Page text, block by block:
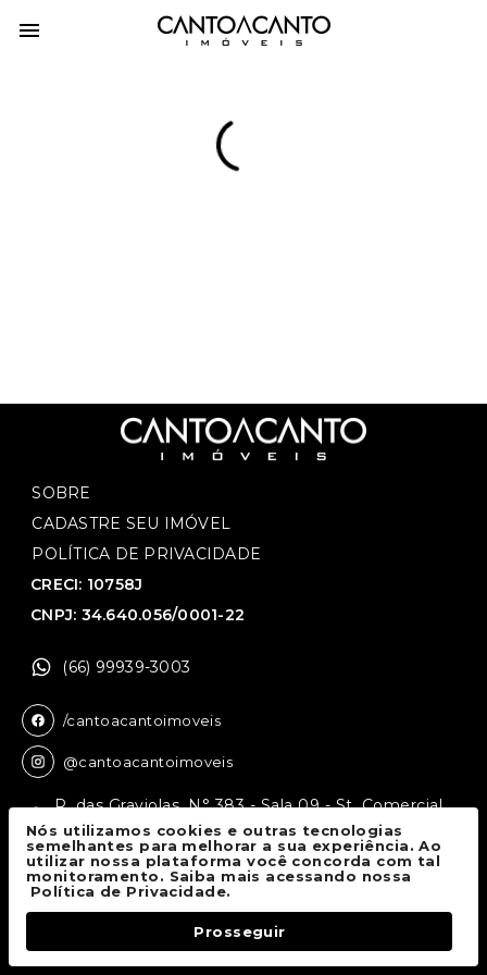
SOBRE
CADASTRE SEU IMÓVEL
POLÍTICA DE PRIVACIDADE
CRECI: 10758J
CNPJ: 34.640.056/0001-22
(66) 99939-3003
/cantoacantoimoveis
@cantoacantoimoveis
R. das Graviolas, N° 383 - Sala 09 - St. Comercial,
Sinop - MT, 78550-136
Canto a Canto Imóveis© 2026.
Todos os direitos reservados.
Nós utilizamos cookies e outras tecnologias
semelhantes para melhorar a sua experiência. Ao
utilizar nossa plataforma você concorda com tal
monitoramento. Saiba mais acessando nossa
Política de Privacidade.
Prosseguir